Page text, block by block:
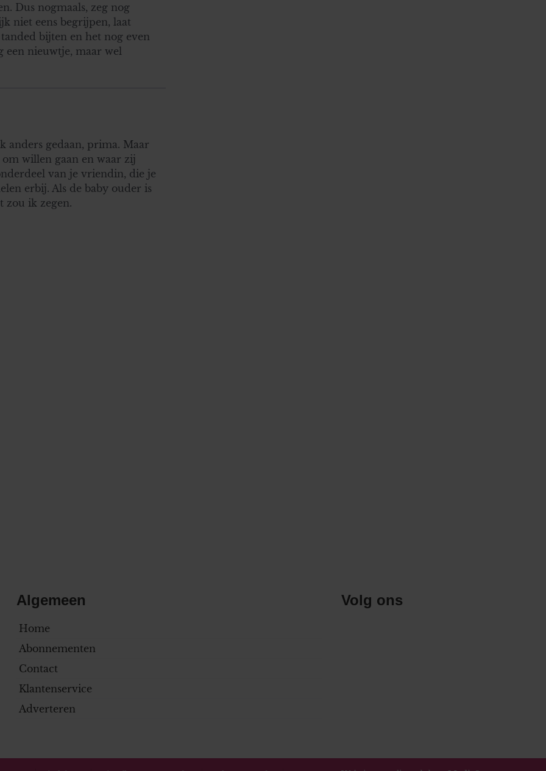
Dus nogmaals, zeg nog
niet eens begrijpen, laat
bijten en het nog even
nieuwtje, maar wel
anders gedaan, prima. Maar
willen gaan en waar zij
van je vriendin, die je
erbij. Als de baby ouder is
zou ik zegen.
Algemeen
Home
Abonnementen
Contact
Klantenservice
Adverteren
Volg ons